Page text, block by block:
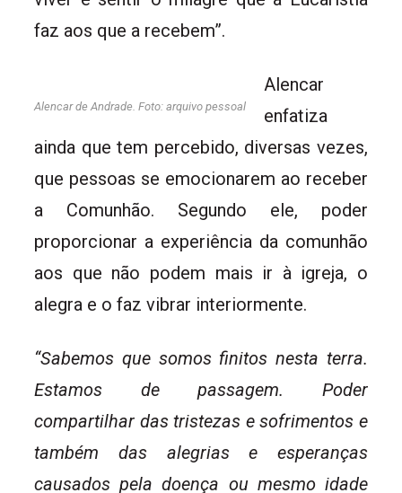
faz aos que a recebem”.
Alencar de Andrade. Foto: arquivo pessoal
Alencar
enfatiza
ainda que tem percebido, diversas vezes,
que pessoas se emocionarem ao receber
a Comunhão. Segundo ele, poder
proporcionar a experiência da comunhão
aos que não podem mais ir à igreja, o
alegra e o faz vibrar interiormente.
“Sabemos que somos finitos nesta terra.
Estamos de passagem. Poder
compartilhar das tristezas e sofrimentos e
também das alegrias e esperanças
causados pela doença ou mesmo idade